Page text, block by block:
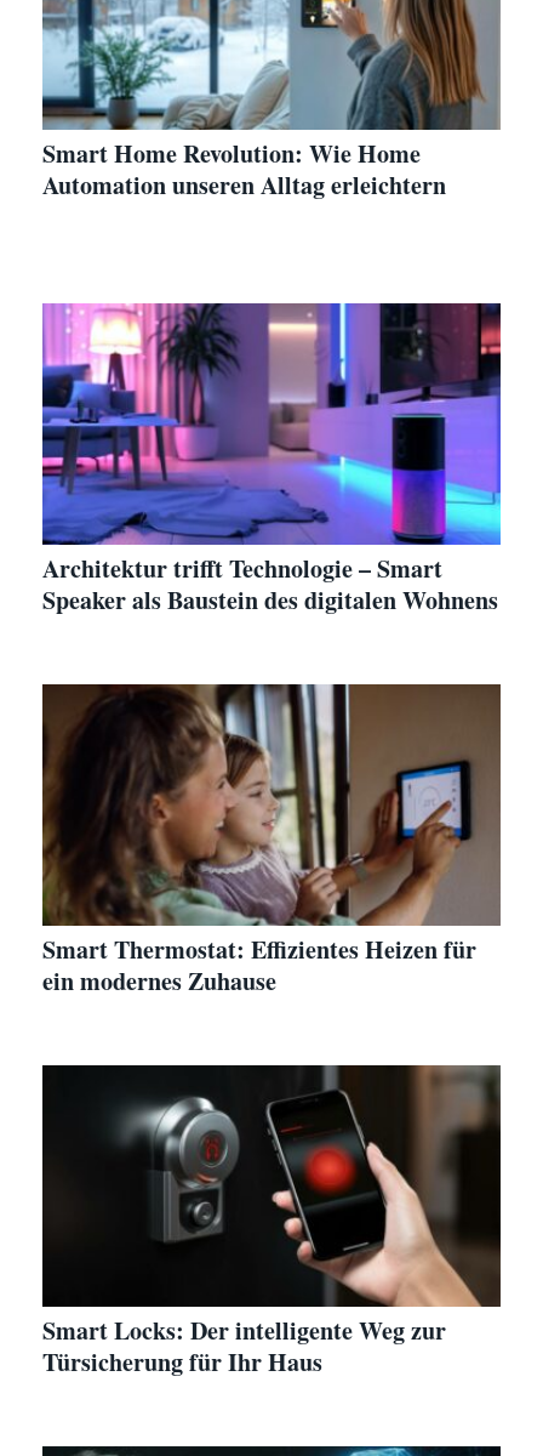
Smart Home Revolution: Wie Home
Automation unseren Alltag erleichtern
Architektur trifft Technologie – Smart
Speaker als Baustein des digitalen Wohnens
Smart Thermostat: Effizientes Heizen für
ein modernes Zuhause
Smart Locks: Der intelligente Weg zur
Türsicherung für Ihr Haus